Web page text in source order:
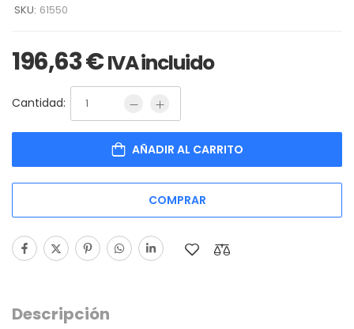
SKU: 61550
196,63€ IVA incluido
Cantidad:
AÑADIR AL CARRITO
COMPRAR
Descripción